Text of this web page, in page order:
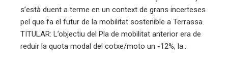
s’està duent a terme en un context de grans incerteses
pel que fa el futur de la mobilitat sostenible a Terrassa.
TITULAR: L’objectiu del Pla de mobilitat anterior era de
reduir la quota modal del cotxe/moto un -12%, la…